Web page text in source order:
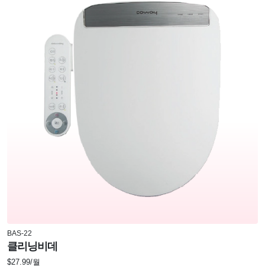
BAS-22
클리닝비데
$27.99/월